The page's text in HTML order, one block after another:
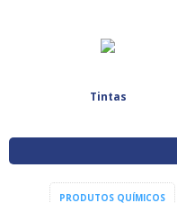
Tintas
PRODUTOS QUÍMICOS